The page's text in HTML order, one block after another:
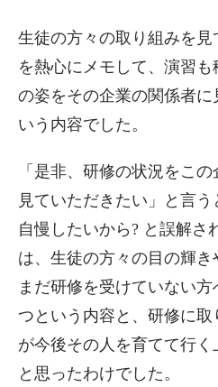
生徒の方々の取り組みを見
を熱心にメモして、演習
の姿をその企業の関係者に
いう内容でした。
「是非、研修の状況をこ
見ていただきたい」と言
自慢したいから? と誤解さ
は、生徒の方々の目の輝き
まだ研修を受けていない
つという内容と、研修に
が今後その人を育てて行く
と思ったわけでした。